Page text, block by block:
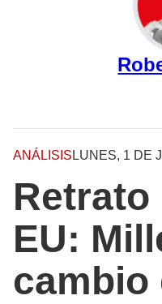
ANÁLISIS LUNES, 1 DE
Retrato
EU:
cambio